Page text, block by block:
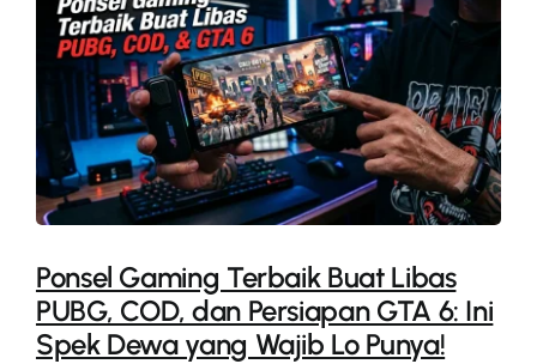
Ponsel Gaming Terbaik Buat Libas
PUBG, COD, dan Persiapan GTA 6: Ini
Spek Dewa yang Wajib Lo Punya!